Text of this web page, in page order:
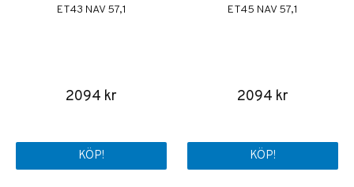
ET43 NAV 57,1
2094 kr
KÖP!
ET45 NAV 57,1
2094 kr
KÖP!